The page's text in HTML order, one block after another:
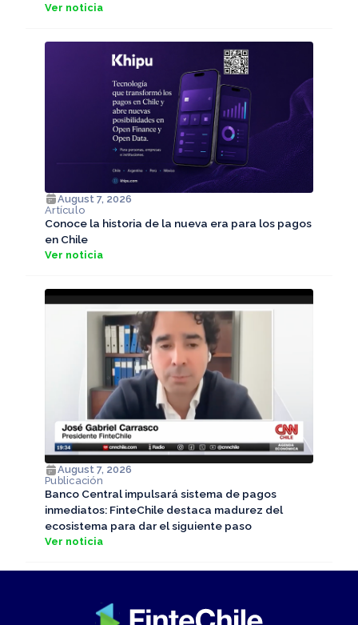
Ver noticia
August 7, 2026
Artículo
Conoce la historia de la nueva era para los pagos
en Chile
Ver noticia
August 7, 2026
Publicación
Banco Central impulsará sistema de pagos
inmediatos: FinteChile destaca madurez del
ecosistema para dar el siguiente paso
Ver noticia